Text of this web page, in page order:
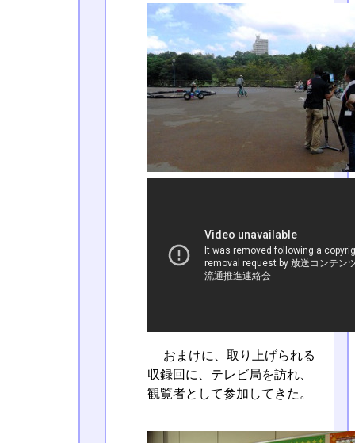
おまけに、取り上げられる
収録回に、テレビ局を訪れ、
観覧者として参加してきた。